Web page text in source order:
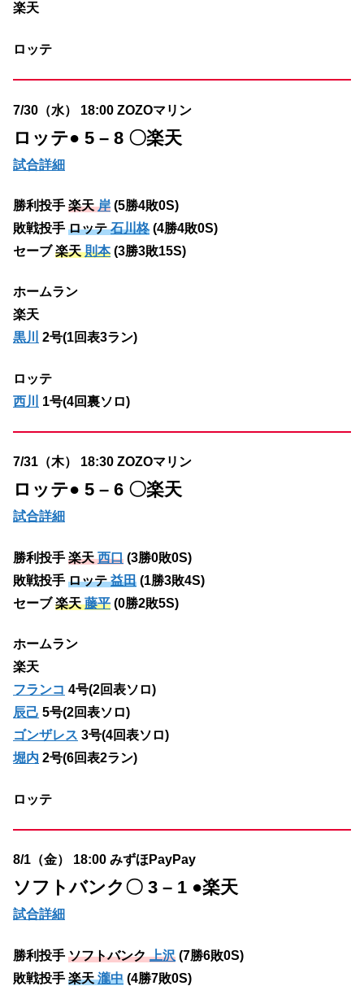
楽天
ロッテ
7/30（水） 18:00 ZOZOマリン
ロッテ● 5 – 8 〇楽天
試合詳細
勝利投手 楽天岸 (5勝4敗0S)
敗戦投手 ロッテ石川柊(4勝4敗0S)
セーブ楽天則本(3勝3敗15S)
ホームラン
楽天
黒川
2号(1回表3ラン)
ロッテ
西川
1号(4回裏ソロ)
7/31（木） 18:30 ZOZOマリン
ロッテ● 5 – 6 〇楽天
試合詳細
勝利投手 楽天西口 (3勝0敗0S)
敗戦投手 ロッテ益田 (1勝3敗4S)
セーブ楽天藤平 (0勝2敗5S)
ホームラン
楽天
フランコ 4号(2回表ソロ)
辰己 5号(2回表ソロ)
ゴンザレス 3号(4回表ソロ)
堀内 2号(6回表2ラン)
ロッテ
8/1（金） 18:00 みずほPayPay
ソフトバンク 〇 3 – 1 ●楽天
試合詳細
勝利投手 ソフトバンク上沢 (7勝6敗0S)
敗戦投手 楽天瀧中 (4勝7敗0S)